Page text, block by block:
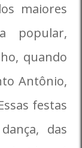
maiores
popular,
quando
Antônio,
festas
das